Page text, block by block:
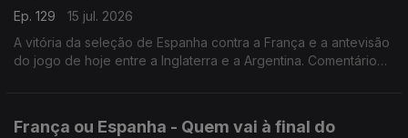
Ep. 129
15 jul. 2026
A vitória da seleção de Espanha contra a França e a antevisão
do jogo de hoje entre a Inglaterra e a Argentina. Comentário
França ou Espanha - Quem vai à final do